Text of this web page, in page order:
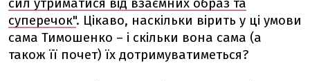
сил утриматися від взаємних образ та
суперечок". Цікаво, наскільки вірить у ці умови
сама Тимошенко – і скільки вона сама (а
також її почет) їх дотримуватиметься?